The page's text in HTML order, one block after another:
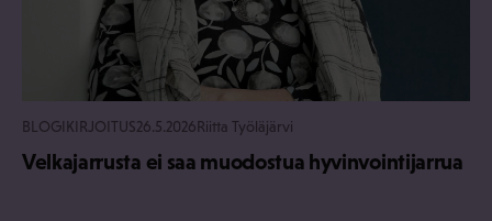
BLOGIKIRJOITUS26.5.2026Riitta Työläjärvi
Velkajarrusta ei saa muodostua hyvinvointijarrua